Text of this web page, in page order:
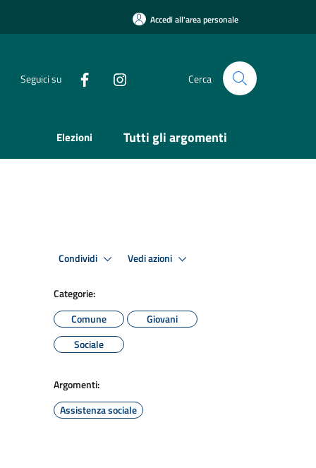
Accedi all'area personale
Seguici su Cerca
Elezioni Tutti gli argomenti
Condividi Vedi azioni
Categorie:
Comune
Giovani
Sociale
Argomenti:
Assistenza sociale